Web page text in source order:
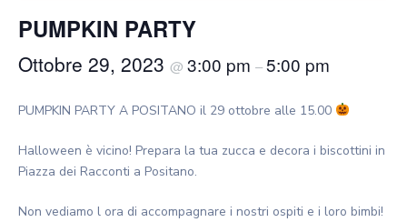
PUMPKIN PARTY
Ottobre 29, 2023 @ 3:00 pm –5:00 pm
PUMPKIN PARTY A POSITANO il 29 ottobre alle 15.00
Halloween è vicino! Prepara la tua zucca e decora i biscottini in
Piazza dei Racconti a Positano.
Non vediamo l ora di accompagnare i nostri ospiti e i loro bimbi!